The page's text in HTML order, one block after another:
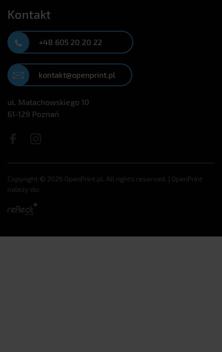
Kontakt
+48 605 20 20 22
kontakt@openprint.pl
ul. Małachowskiego 10
61-129 Poznań
Copyright © 2026 OpenPrint.pl. All rights reserved. | OpenPrint
należy do: